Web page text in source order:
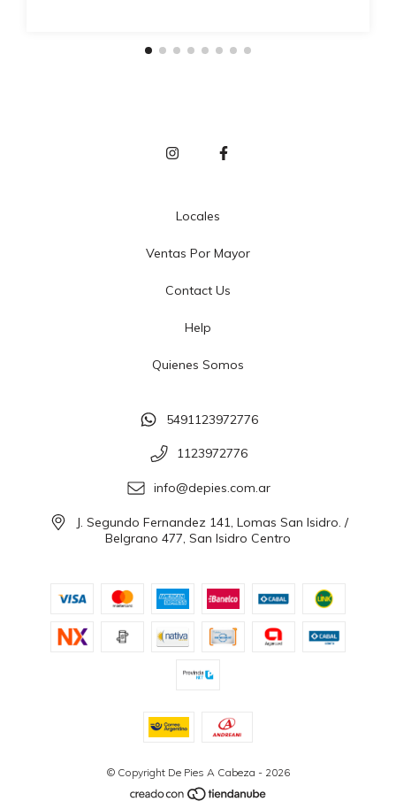
Locales
Ventas Por Mayor
Contact Us
Help
Quienes Somos
5491123972776
1123972776
info@depies.com.ar
J. Segundo Fernandez 141, Lomas San Isidro. /
Belgrano 477, San Isidro Centro
© Copyright De Pies A Cabeza - 2026